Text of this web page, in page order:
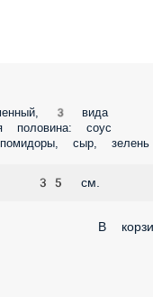
колбасы, оливки,
курица, грибы,
35 см.
В